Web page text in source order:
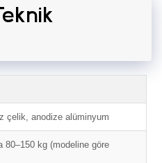
çelik, anodize alüminyum
80–150 kg (modeline göre